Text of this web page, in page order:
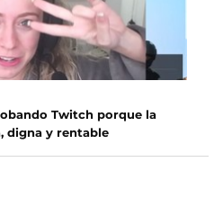
Twitch porque la
digna y rentable